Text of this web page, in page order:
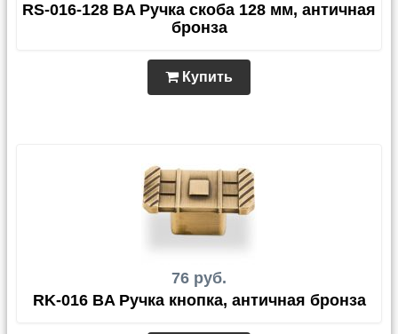
RS-016-128 BA Ручка скоба 128 мм, античная
бронза
Купить
76 руб.
RK-016 BA Ручка кнопка, античная бронза